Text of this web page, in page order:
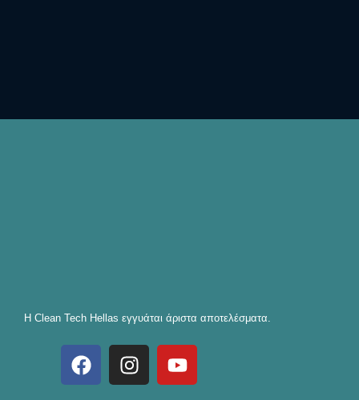
Η Clean Tech Hellas εγγυάται άριστα αποτελέσματα.
F
a
I
n
Y
o